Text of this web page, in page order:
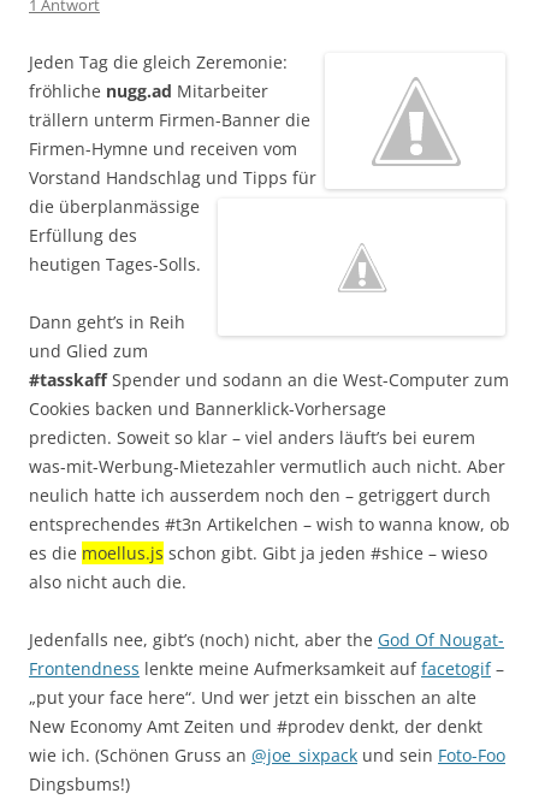
1 Antwort
Jeden Tag die gleich Zeremonie:
fröhliche nugg.ad Mitarbeiter
trällern unterm Firmen-Banner die
Firmen-Hymne und receiven vom
Vorstand Handschlag und Tipps für
die überplanmässige
Erfüllung des
heutigen Tages-Solls.
Dann geht’s in Reih
und Glied zum
#tasskaffSpender und sodann an die West-Computer zum
Cookies backen und Bannerklick-Vorhersage
predicten. Soweit so klar – viel anders läuft’s bei eurem
was-mit-Werbung-Mietezahler vermutlich auch nicht. Aber
neulich hatte ich ausserdem noch den – getriggert durch
entsprechendes #t3n Artikelchen – wish to wanna know, ob
es die moellus.js schon gibt. Gibt ja jeden #shice – wieso
also nicht auch die.
Jedenfalls nee, gibt’s (noch) nicht, aber the God Of Nougat-
Frontendness lenkte meine Aufmerksamkeit auffacetogif–
„put your face here“. Und wer jetzt ein bisschen an alte
New Economy Amt Zeiten und #prodev denkt, der denkt
wie ich. (Schönen Gruss an @joe_sixpack und sein Foto-Foo
Dingsbums!)